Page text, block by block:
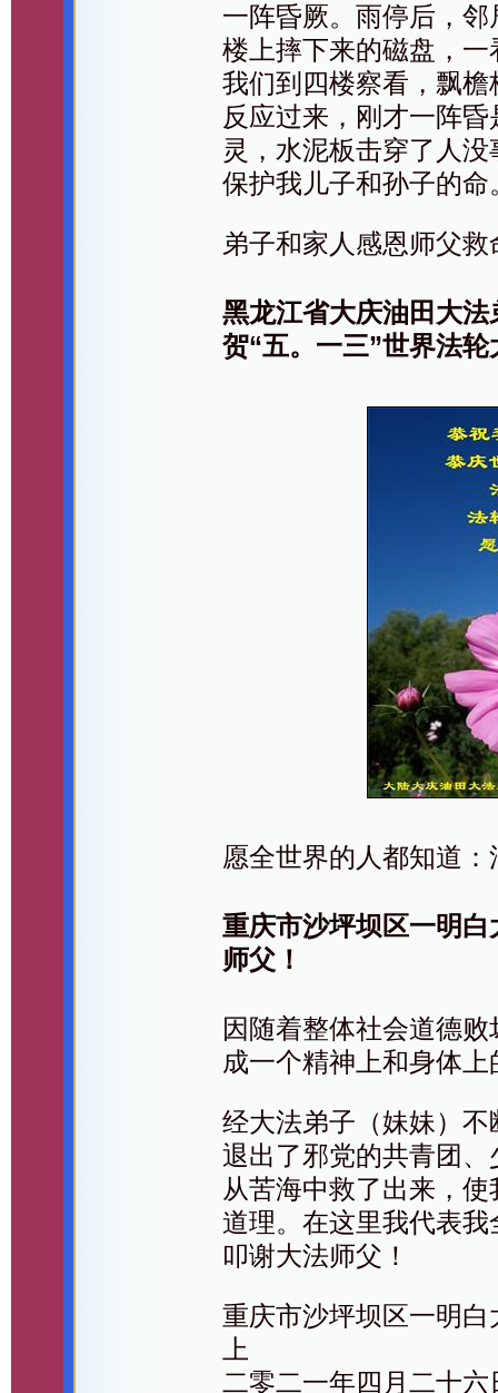
一阵昏厥。雨停后，
楼上摔下来的磁盘，
我们到四楼察看，飘
反应过来，刚才一阵
灵，水泥板击穿了人
保护我儿子和孙子的命
弟子和家人感恩师父救
黑龙江省大庆油田大
贺“五。一三”世界法轮
愿全世界的人都知道
重庆市沙坪坝区一明
师父！
因随着整体社会道德
成一个精神上和身体
经大法弟子（妹妹）
退出了邪党的共青团
从苦海中救了出来，
道理。在这里我代表
叩谢大法师父！
重庆市沙坪坝区一明
上
二零二一年四月二十六